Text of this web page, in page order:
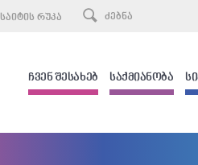
ᲡᲐᲘᲢᲘᲡ ᲠᲣᲙᲐ
ᲩᲕᲔᲜ ᲨᲔᲡᲐᲮᲔᲑ ᲡᲐᲥᲛᲘᲐᲜᲝᲑᲐ